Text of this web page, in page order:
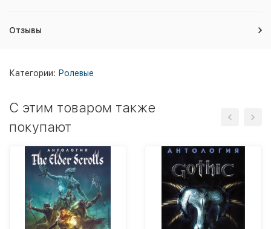
Отзывы
Категории: Ролевые
C этим товаром также
покупают